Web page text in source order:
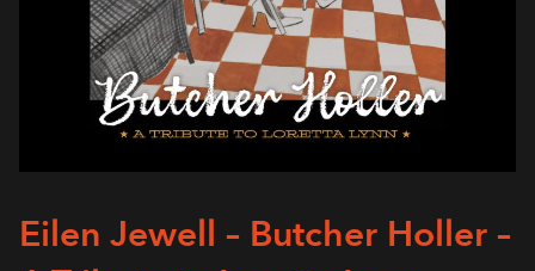
Eilen Jewell – Butcher Holler –